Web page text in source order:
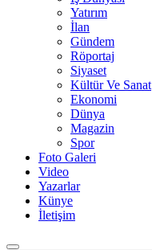
Yatırım
İlan
Gündem
Röportaj
Siyaset
Kültür Ve Sanat
Ekonomi
Dünya
Magazin
Spor
Foto Galeri
Video
Yazarlar
Künye
İletişim